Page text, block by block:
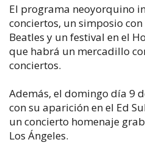
El programa neoyorquino
conciertos, un simposio
Beatles y un festival en el
que habrá un mercadillo
conciertos.
Además, el domingo día 9
con su aparición en el Ed
un concierto homenaje
Los Ángeles.